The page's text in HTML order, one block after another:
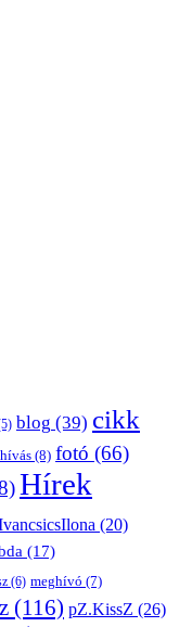
blog (39) cikk
(8) fotó (66)
Hírek
(20)
(17)
(6) meghívó (7)
(116) pZ.KissZ (26)